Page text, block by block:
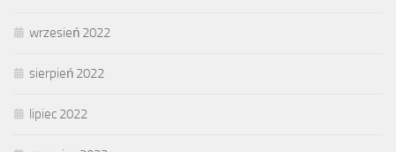
wrzesień 2022
sierpień 2022
lipiec 2022